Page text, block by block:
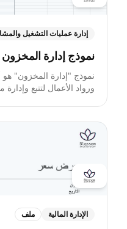
إدارة عمليات التشغيل
نموذج إدارة المخزون
نموذج "إدارة المخزون"
ورواد الأعمال لتتبع
والملاحظات الإضافية.
سجلات منظمة لمستويات
وعمليات إعادة الشراء لعدم
الإدارة المالية ملف